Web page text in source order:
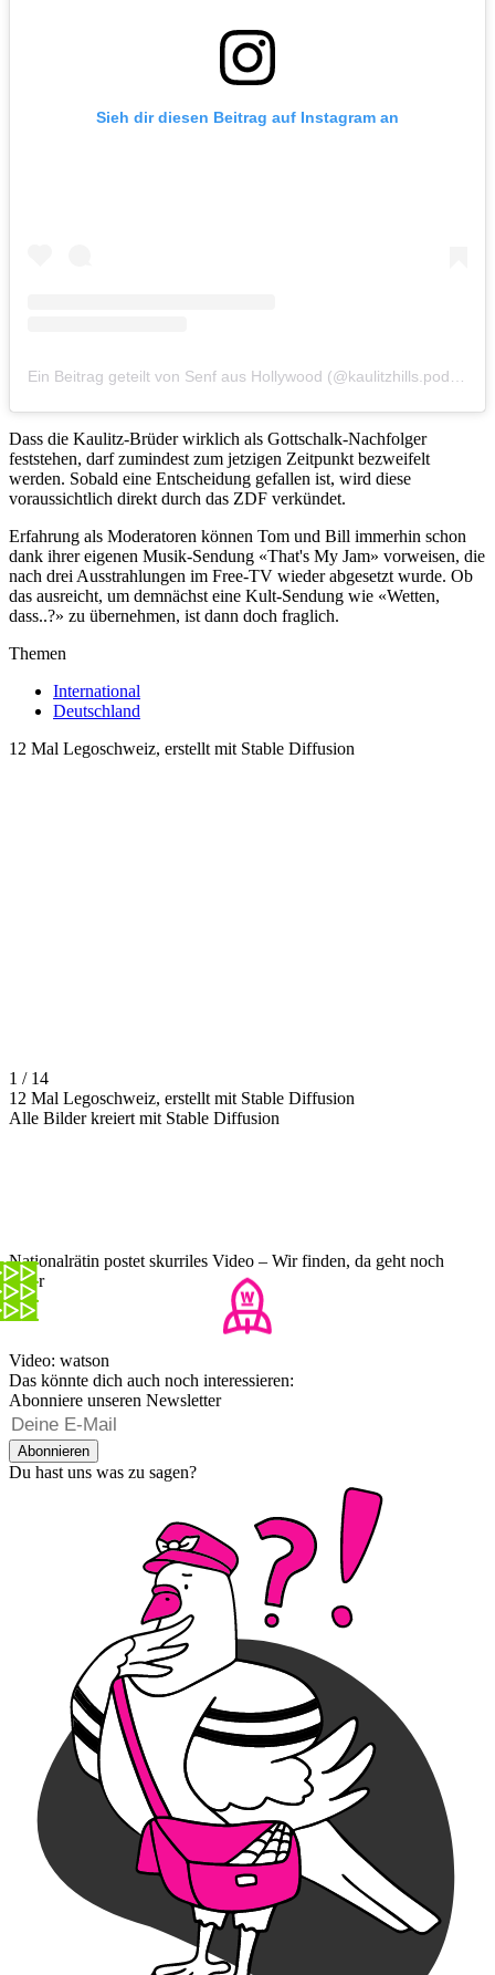
Sieh dir diesen Beitrag auf Instagram an
Dass die Kaulitz-Brüder wirklich als Gottschalk-Nachfolger
feststehen, darf zumindest zum jetzigen Zeitpunkt bezweifelt
werden. Sobald eine Entscheidung gefallen ist, wird diese
voraussichtlich direkt durch das ZDF verkündet.
Erfahrung als Moderatoren können Tom und Bill immerhin schon
dank ihrer eigenen Musik-Sendung «That's My Jam» vorweisen, die
nach drei Ausstrahlungen im Free-TV wieder abgesetzt wurde. Ob
das ausreicht, um demnächst eine Kult-Sendung wie «Wetten,
dass..?» zu übernehmen, ist dann doch fraglich.
Themen
International
Deutschland
12 Mal Legoschweiz, erstellt mit Stable Diffusion
1 / 14
12 Mal Legoschweiz, erstellt mit Stable Diffusion
Alle Bilder kreiert mit Stable Diffusion
Nationalrätin postet skurriles Video – Wir finden, da geht noch
mehr
Video: watson
Das könnte dich auch noch interessieren:
Abonniere unseren Newsletter
Abonnieren
Du hast uns was zu sagen?